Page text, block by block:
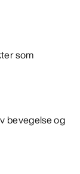
som
bevegelse og